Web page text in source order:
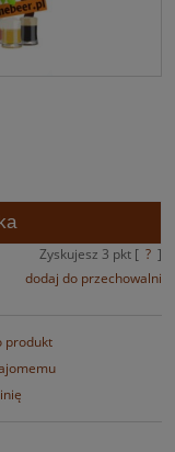
Zyskujesz 3 pkt [ ? ]
dodaj do przechowalni
produkt